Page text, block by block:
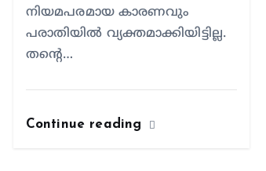
നിയമപരമായ കാരണവും
പരാതിയില്‍ വ്യക്തമാക്കിയിട്ടില്ല.
തന്റെ…
Continue reading